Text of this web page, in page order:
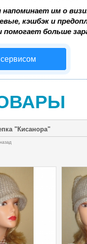
им о
кэшбэк и
помогает больше
"Кисанора"